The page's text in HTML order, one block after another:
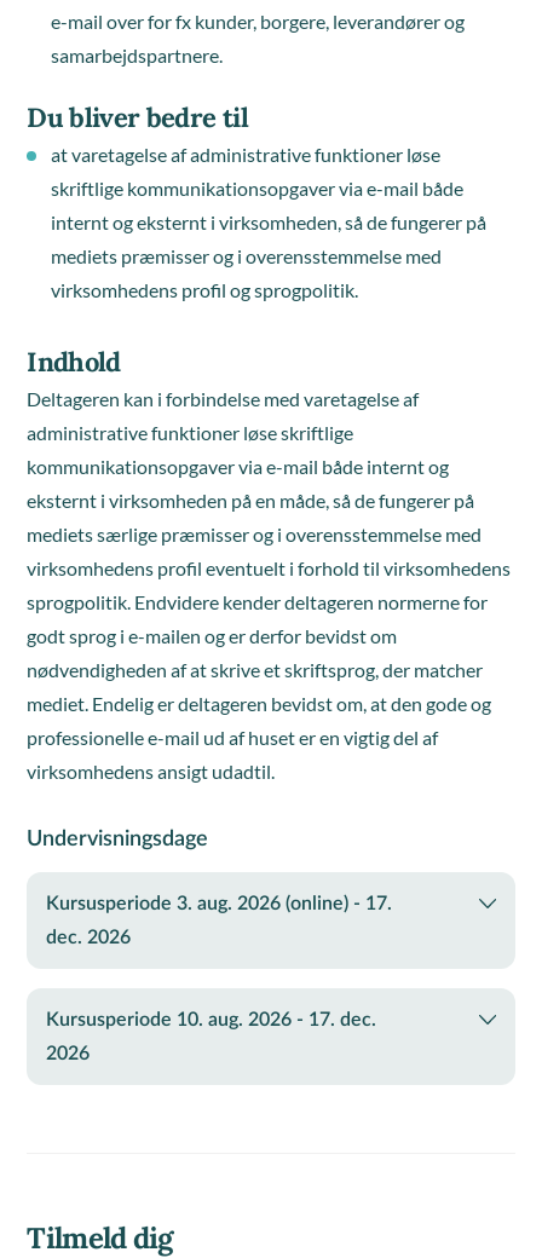
e-mail over for fx kunder, borgere, leverandører og
samarbejdspartnere.
Du bliver bedre til
at varetagelse af administrative funktioner løse
skriftlige kommunikationsopgaver via e-mail både
internt og eksternt i virksomheden, så de fungerer på
mediets præmisser og i overensstemmelse med
virksomhedens profil og sprogpolitik.
Indhold
Deltageren kan i forbindelse med varetagelse af
administrative funktioner løse skriftlige
kommunikationsopgaver via e-mail både internt og
eksternt i virksomheden på en måde, så de fungerer på
mediets særlige præmisser og i overensstemmelse med
virksomhedens profil eventuelt i forhold til virksomhedens
sprogpolitik. Endvidere kender deltageren normerne for
godt sprog i e-mailen og er derfor bevidst om
nødvendigheden af at skrive et skriftsprog, der matcher
mediet. Endelig er deltageren bevidst om, at den gode og
professionelle e-mail ud af huset er en vigtig del af
virksomhedens ansigt udadtil.
Undervisningsdage
Kursusperiode 3. aug. 2026 (online) - 17.
dec. 2026
Kursusperiode 10. aug. 2026 - 17. dec.
2026
Tilmeld dig